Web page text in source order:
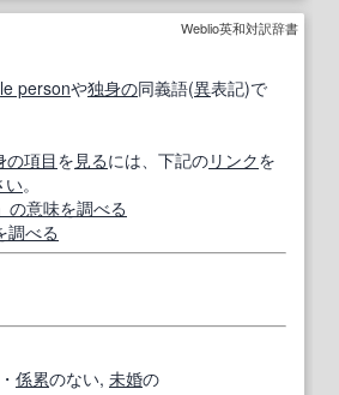
Weblio英和対訳辞書
personや独身の同義語(異表記)で
の項目を 見るには、下記のリンクを
い。
の意味を調べる
調べる
係累のない, 未婚の